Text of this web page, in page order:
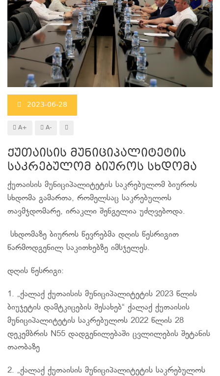
2023-06-28
A+ A-
ქუთაისის მუნიციპალიტეტის
საკრებულომ ბიუროს სხდომა
ქუთაისის მუნიციპალიტეტის საკრებულომ ბიუროს
სხდომა გამართა, რომელსაც საკრებულოს
თავმჯდომარე, ირაკლი შენგელია უძღვებოდა.
სხდომაზე ბიუროს წევრებმა დღის წესრიგით
წარმოდგენილ საკითხებზე იმსჯელეს.
დღის წესრიგი:
1. „ქალაქ ქუთაისის მუნიციპალიტეტის 2023 წლის
ბიუჯეტის დამტკიცების შესახებ“ ქალაქ ქუთაისის
მუნიციპალიტეტის საკრებულოს 2022 წლის 28
დეკემბრის N55 დადგენილებაში ცვლილების შეტანის
თაობაზე
2. „ქალაქ ქუთაისის მუნიციპალიტეტის საკრებულოს